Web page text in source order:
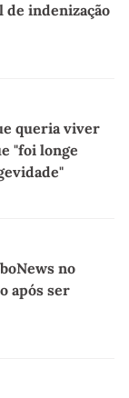
de indenização
queria viver
"foi longe
no
após ser